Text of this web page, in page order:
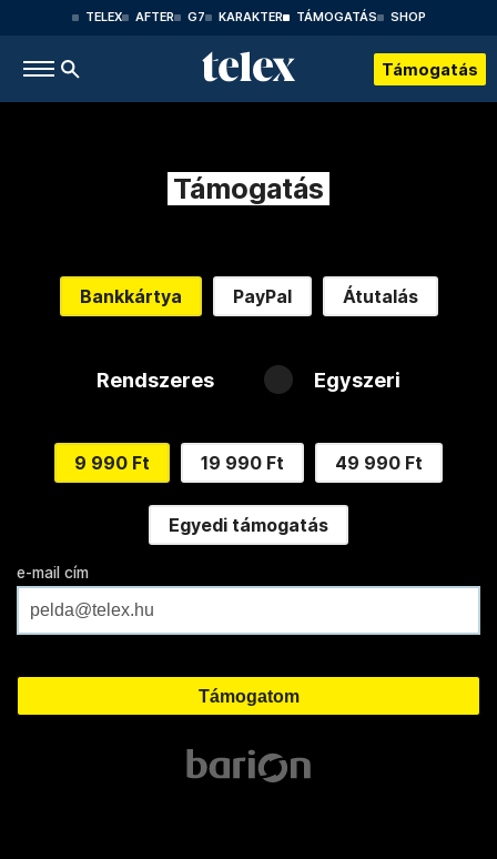
TELEX AFTER G7 KARAKTER TÁMOGATÁS SHOP
Támogatás
Támogatás
Bankkártya PayPal Átutalás
Rendszeres Egyszeri
9 990 Ft 19 990 Ft 49 990 Ft
Egyedi támogatás
e-mail cím